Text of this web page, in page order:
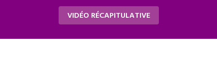
VIDÉO RÉCAPITULATIVE